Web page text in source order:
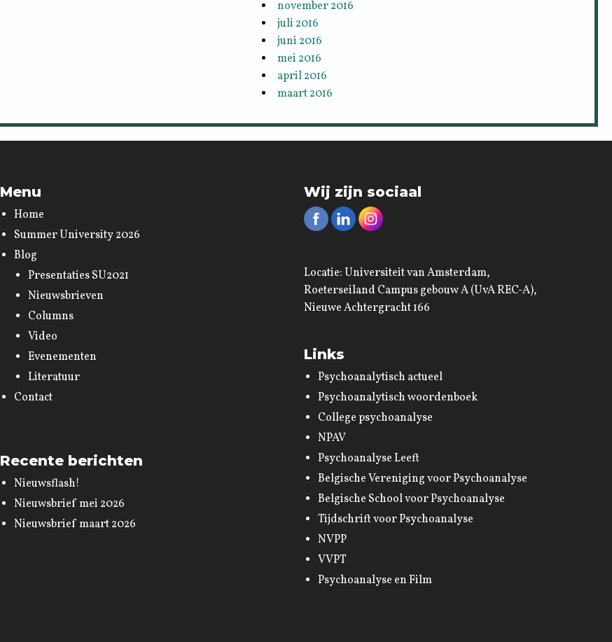
november 2016
juli 2016
juni 2016
mei 2016
april 2016
maart 2016
Menu
Home
Summer University 2026
Blog
Presentaties SU2021
Nieuwsbrieven
Columns
Video
Evenementen
Literatuur
Contact
Recente berichten
Nieuwsflash!
Nieuwsbrief mei 2026
Nieuwsbrief maart 2026
Wij zijn sociaal
Locatie: Universiteit van Amsterdam,
Roeterseiland Campus gebouw A (UvA REC-A),
Nieuwe Achtergracht 166
Links
Psychoanalytisch actueel
Psychoanalytisch woordenboek
College psychoanalyse
NPAV
Psychoanalyse Leeft
Belgische Vereniging voor Psychoanalyse
Belgische School voor Psychoanalyse
Tijdschrift voor Psychoanalyse
NVPP
VVPT
Psychoanalyse en Film